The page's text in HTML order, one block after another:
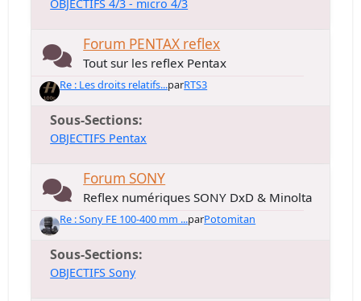
OBJECTIFS 4/3 - micro 4/3
Forum PENTAX reflex
Tout sur les reflex Pentax
Re : Les droits relatifs...parRTS3
Sous-Sections
OBJECTIFS Pentax
Forum SONY
Reflex numériques SONY DxD & Minolta
Re : Sony FE 100-400 mm ...parPotomitan
Sous-Sections
OBJECTIFS Sony